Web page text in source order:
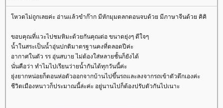
หวตไม่ถูกเลยค่ะ อ่านแล้วขำก๊าก มีหักมุมตลกตอนจบด้วย มีภาษาจีนด้วย คิคิ
ขอบคุณที่แวะไปชมหิมะด้วยกันคุณต่อ ขนาดยุ่งๆ ดีใจๆ
น้ำในสระเป็นน้ำอุ่นปกติมาตรฐานคงที่ตลอดปีค่ะ
อากาศในตัว รร อุ่นสบาย ไม่ต้องใส่หลายชั้นก็ยังได้
นั่นคือว่า ทำไมไปเรียนว่ายน้ำกันได้ทุกวันนี้ค่ะ
ุ่งยากหน่อยก็ตอนห่อตัวออกจากบ้านไปขึ้นรถและลงจากรถเข้าตัวตึกเองค่ะ
ชีวิตเมืองหนาวก็ประมาณนี้ล่ะค่ะ อยู่นานไปก็ต้องปรับตัวกันไปเนาะ